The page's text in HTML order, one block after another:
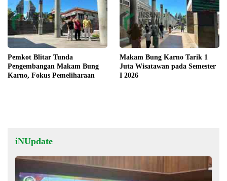
Pemkot Blitar Tunda
Pengembangan Makam Bung
Karno, Fokus Pemeliharaan
Makam Bung Karno Tarik 1
Juta Wisatawan pada Semester
I 2026
iNUpdate